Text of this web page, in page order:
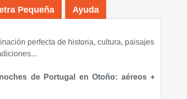
Pequeña Ayuda
perfecta de historia, cultura, paisajes
de Portugal en Otoño: aéreos +